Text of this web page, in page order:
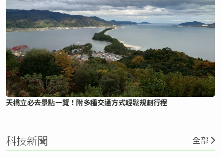
天橋立必去景點一覽！附多種交通方式輕鬆規劃行程
科技新聞 全部